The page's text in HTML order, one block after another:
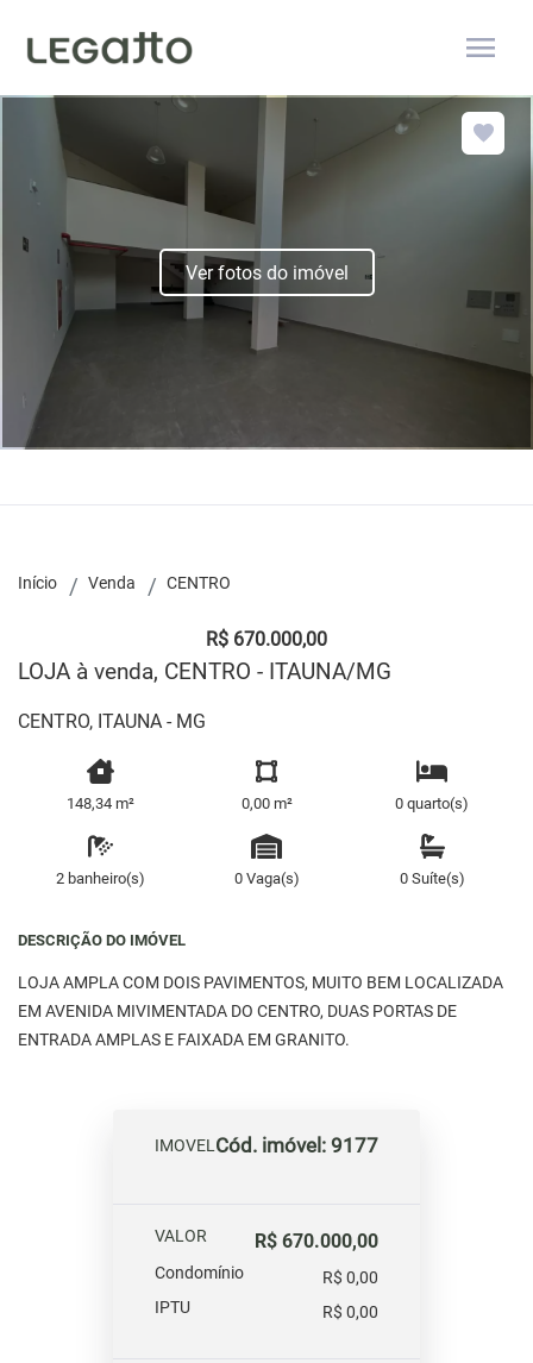
menu
Ver fotos do imóvel
Início Venda CENTRO
R$ 670.000,00
LOJA à venda, CENTRO - ITAUNA/MG
CENTRO, ITAUNA - MG
148,34 m² 0,00 m² 0 quarto(s)
2 banheiro(s) 0 Vaga(s) 0 Suíte(s)
DESCRIÇÃO DO IMÓVEL
LOJA AMPLA COM DOIS PAVIMENTOS, MUITO BEM LOCALIZADA
EM AVENIDA MIVIMENTADA DO CENTRO, DUAS PORTAS DE
ENTRADA AMPLAS E FAIXADA EM GRANITO.
IMOVELCód. imóvel: 9177
VALOR R$ 670.000,00
Condomínio
R$ 0,00
IPTU
R$ 0,00